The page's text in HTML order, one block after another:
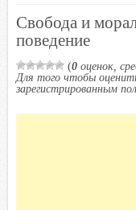
Свобода и
поведение
(0 оценок,
Для того чтобы
зарегистрированным